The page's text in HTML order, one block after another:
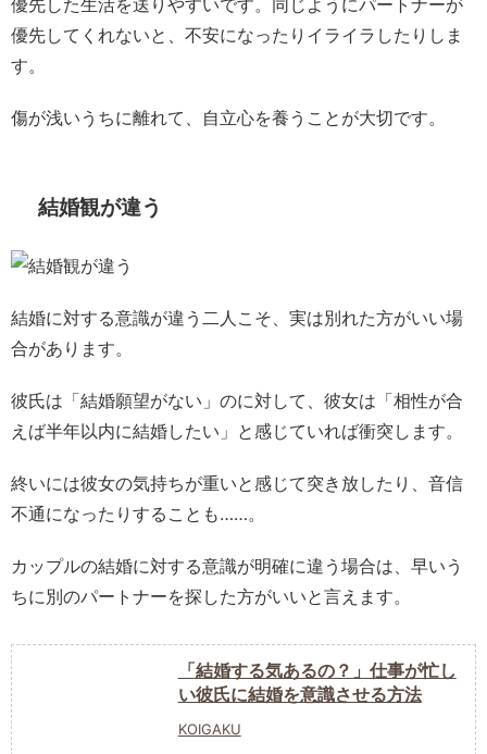
優先した生活を送りやすいです。同じようにパートナーが
優先してくれないと、不安になったりイライラしたりしま
す。
傷が浅いうちに離れて、自立心を養うことが大切です。
結婚観が違う
結婚に対する意識が違う二人こそ、実は別れた方がいい場
合があります。
彼氏は「結婚願望がない」のに対して、彼女は「相性が合
えば半年以内に結婚したい」と感じていれば衝突します。
終いには彼女の気持ちが重いと感じて突き放したり、音信
不通になったりすることも……。
カップルの結婚に対する意識が明確に違う場合は、早いう
ちに別のパートナーを探した方がいいと言えます。
「結婚する気あるの？」仕事が忙し
い彼氏に結婚を意識させる方法
KOIGAKU